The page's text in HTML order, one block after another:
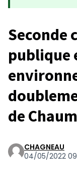
Seconde
publique
de
CHAGNEAU
04/05/2022